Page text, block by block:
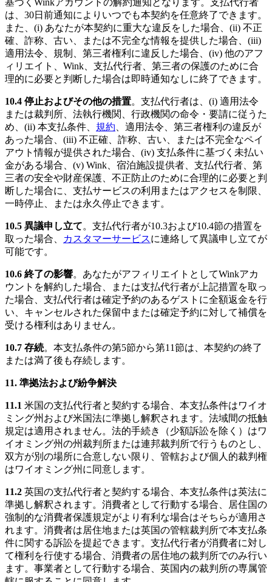
は、30日前通知によりいつでも本契約を任意終了できます。
また、(i) あなたが本契約に重大な違反をした場合、(ii) 不正
確、詐称、古い、または不完全な情報を提供した場合、(iii)
適用法令、規制、第三者権利に違反した場合、(iv) 他のアフ
ィリエイト、Wink、支払代行者、第三者の保護のために合
理的に必要と判断した場合は即時通知なしに終了できます。
10.4 停止およびその他の措置。支払代行者は、(i) 適用法令
または裁判所、法執行機関、行政機関の命令・要請に従うた
め、(ii) 本支払条件、 規約 、適用法令、第三者権利の違反が
あった場合、(iii) 不正確、詐称、古い、または不完全なペイ
アウト情報が提供された場合、(iv) 支払条件に基づく未払い
金がある場合、(v) Wink、宿泊施設提供者、支払代行者、第
三者の安全や財産保護、不正防止のために合理的に必要と判
断した場合に、支払サービスの利用またはアクセスを制限、
一時停止、または永久停止できます。
10.5 異議申し立て。支払代行者が10.3および10.4節の措置を
取った場合、
カスタマーサービスに連絡して異議申し立てが
可能です。
10.6 終了の影響。あなたがアフィリエイトとしてWinkアカ
ウントを解約した場合、または支払代行者が上記措置を取っ
た場合、支払代行者は確定予約のあるゲストに全額返金を行
い、キャンセルされた保留中または確定予約に対して補償を
受ける権利はありません。
10.7 存続。本支払条件の第5節から第11節は、本契約の終了
または満了後も存続します。
11. 準拠法および紛争解決
11.1 米国の支払代行者と契約する場合、本支払条件はワイオ
ミング州および米国法に準拠し解釈されます。法域間の抵触
規定は適用されません。法的手続き（少額訴訟を除く）はワ
イオミング州の州裁判所または連邦裁判所で行うものとし、
双方が別の場所に合意しない限り、管轄および個人的裁判権
はワイオミング州に同意します。
11.2 英国の支払代行者と契約する場合、本支払条件は英法に
準拠し解釈されます。消費者として行動する場合、居住国の
強制的な消費者保護規定がより有利な場合はそちらが適用さ
れます。消費者は居住地または英国の管轄裁判所で本支払条
件に関する訴訟を提起できます。支払代行者が消費者に対し
て権利を行使する場合、消費者の居住地の裁判所でのみ行い
ます。事業者として行動する場合、英国内の裁判所の専属管